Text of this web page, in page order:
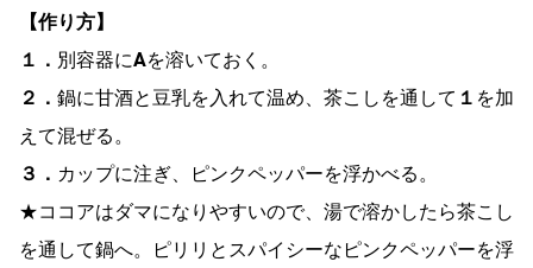
【作り方】
１． 別容器にAを溶いておく。
２． 鍋に甘酒と豆乳を入れて温め、茶こしを通して １ を加
えて混ぜる。
３． カップに注ぎ、ピンクペッパーを浮かべる。
★ココアはダマになりやすいので、湯で溶かしたら茶こし
を通して鍋へ。ピリリとスパイシーなピンクペッパーを浮